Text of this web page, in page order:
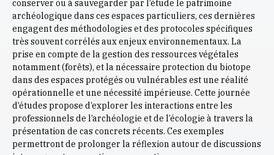
conserver ou à sauvegarder par l’étude le patrimoine
archéologique dans ces espaces particuliers, ces dernières
engagent des méthodologies et des protocoles spécifiques
très souvent corrélés aux enjeux environnementaux. La
prise en compte de la gestion des ressources végétales
notamment (forêts), et la nécessaire protection du biotope
dans des espaces protégés ou vulnérables est une réalité
opérationnelle et une nécessité impérieuse. Cette journée
d’études propose d’explorer les interactions entre les
professionnels de l’archéologie et de l’écologie à travers la
présentation de cas concrets récents. Ces exemples
permettront de prolonger la réflexion autour de discussions